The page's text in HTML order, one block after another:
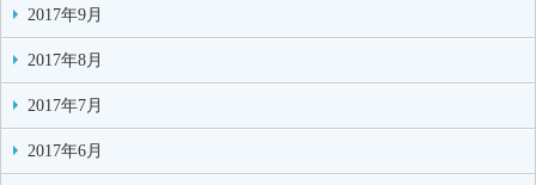
2017年9月
2017年8月
2017年7月
2017年6月